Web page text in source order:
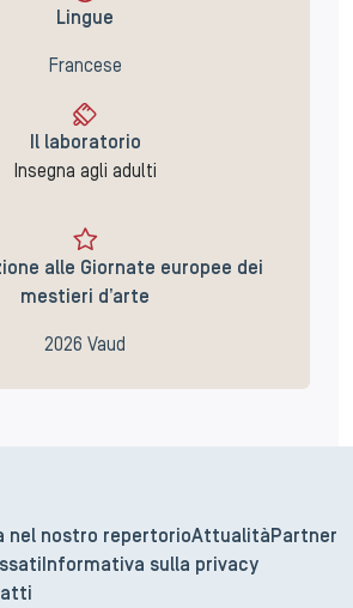
Lingue
Francese
Il laboratorio
Insegna agli adulti
alle Giornate europee dei
mestieri d’arte
2026 Vaud
nel nostro repertorioAttualità Partner
Informativa sulla privacy